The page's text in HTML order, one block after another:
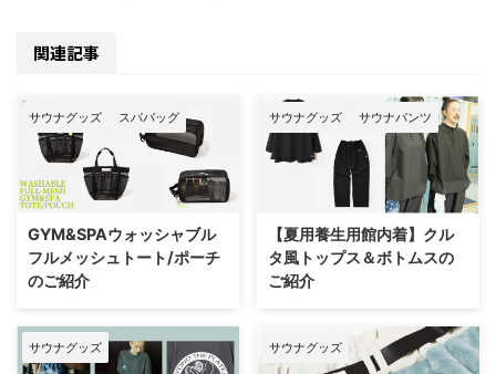
関連記事
サウナグッズ スパバッグ
GYM&SPAウォッシャブル
フルメッシュトート/ポーチ
のご紹介
サウナグッズ サウナパンツ
【夏用養生用館内着】クル
タ風トップス＆ボトムスの
ご紹介
サウナグッズ サウナグッズ